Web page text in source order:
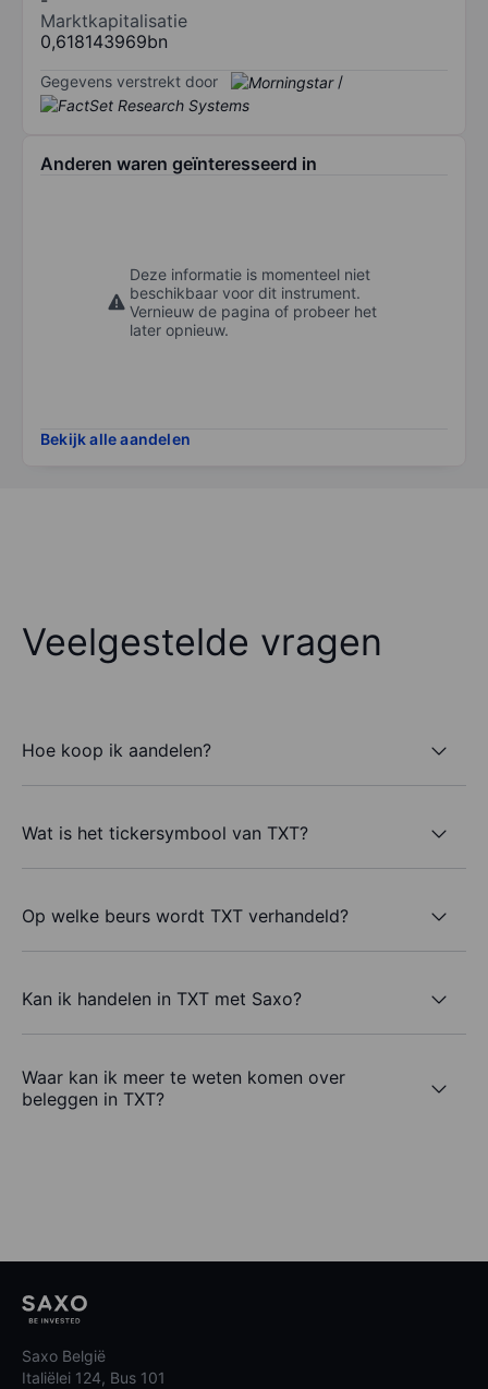
Marktkapitalisatie
0,618143969bn
Gegevens verstrekt door /
Anderen waren geïnteresseerd in
Deze informatie is momenteel niet
beschikbaar voor dit instrument.
Vernieuw de pagina of probeer het
later opnieuw.
Bekijk alle aandelen
Veelgestelde vragen
Hoe koop ik aandelen?
Wat is het tickersymbool van TXT?
Op welke beurs wordt TXT verhandeld?
Kan ik handelen in TXT met Saxo?
Waar kan ik meer te weten komen over
beleggen in TXT?
Saxo België
Italiëlei 124, Bus 101